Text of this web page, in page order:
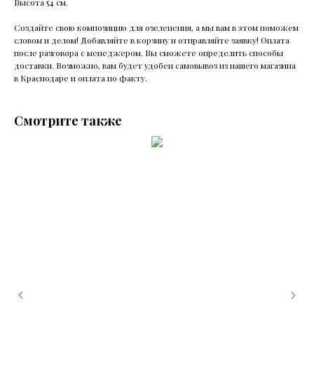
Высота 54 см.
Создайте свою композицию для озеленения, а мы вам в этом поможем
словом и делом! Добавляйте в корзину и отправляйте заявку! Оплата
после разговора с менеджером. Вы сможете определить способы
доставки. Возможно, вам будет удобен самовывоз из нашего магазина
в Краснодаре и оплата по факту.
Смотрите также